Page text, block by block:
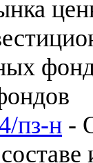
пз-н -